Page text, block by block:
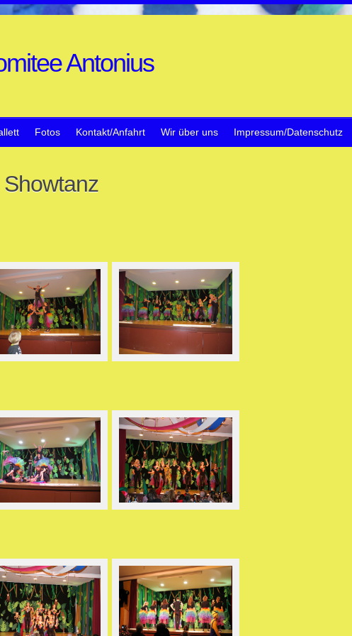
Antonius
Fotos Kontakt/Anfahrt Wir über uns Impressum/Datenschutz